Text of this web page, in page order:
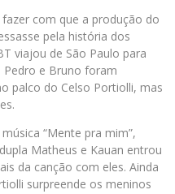
com que a produção do
pela história dos
viajou de São Paulo para
Pedro e Bruno foram
palco do Celso Portiolli, mas
“Mente pra mim”,
Matheus e Kauan entrou
da canção com eles. Ainda
surpreende os meninos